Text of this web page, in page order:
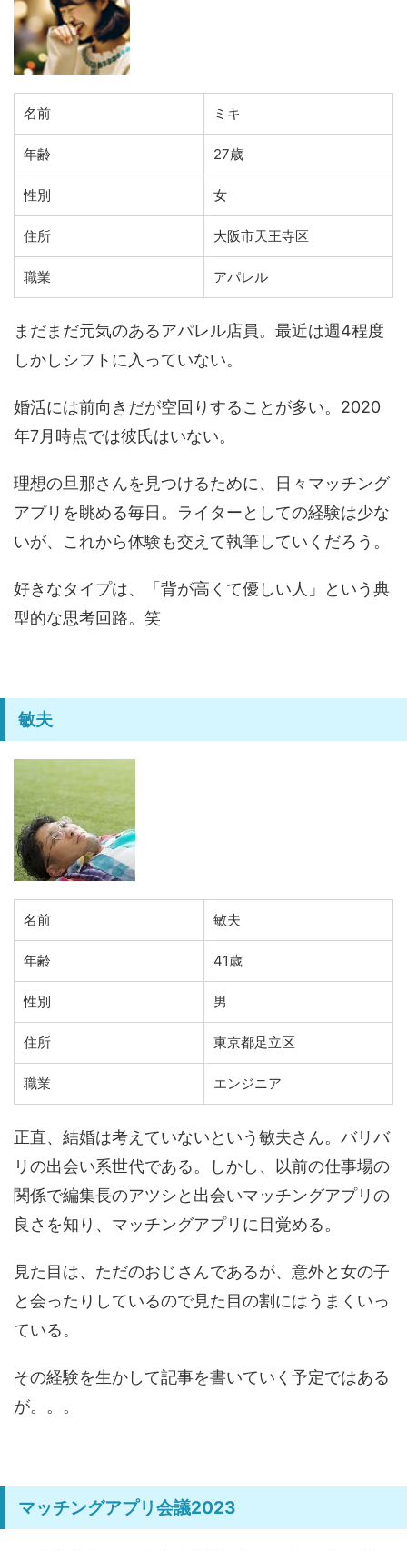
名前 ミキ
年齢 27歳
性別 女
住所 大阪市天王寺区
職業 アパレル
まだまだ元気のあるアパレル店員。最近は週4程度
しかしシフトに入っていない。
婚活には前向きだが空回りすることが多い。2020
年7月時点では彼氏はいない。
理想の旦那さんを見つけるために、日々マッチング
アプリを眺める毎日。ライターとしての経験は少な
いが、これから体験も交えて執筆していくだろう。
好きなタイプは、「背が高くて優しい人」という典
型的な思考回路。笑
敏夫
名前 敏夫
年齢 41歳
性別 男
住所 東京都足立区
職業 エンジニア
正直、結婚は考えていないという敏夫さん。バリバ
リの出会い系世代である。しかし、以前の仕事場の
関係で編集長のアツシと出会いマッチングアプリの
良さを知り、マッチングアプリに目覚める。
見た目は、ただのおじさんであるが、意外と女の子
と会ったりしているので見た目の割にはうまくいっ
ている。
その経験を生かして記事を書いていく予定ではある
が。。。
マッチングアプリ会議2023